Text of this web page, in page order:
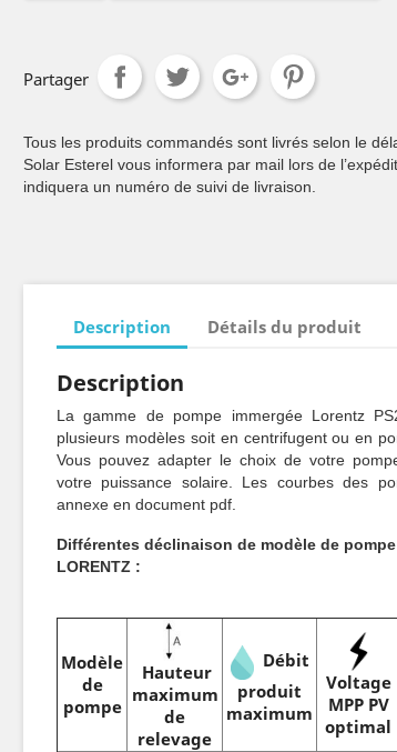
Partager
Tous les produits commandés sont livrés selon le
Solar Esterel vous informera par mail lors de
indiquera un numéro de suivi de livraison.
Description Détails du produit
Description
La gamme de pompe immergée Lorentz
plusieurs modèles soit en centrifugent ou en
Vous pouvez adapter le choix de votre
votre puissance solaire. Les courbes des
annexe en document pdf.
Différentes déclinaison de modèle de
LORENTZ :
Modèle
de
pompe
Hauteur
maximum
de
relevage
Débit
produit
maximum
Voltage
MPP PV
optimal